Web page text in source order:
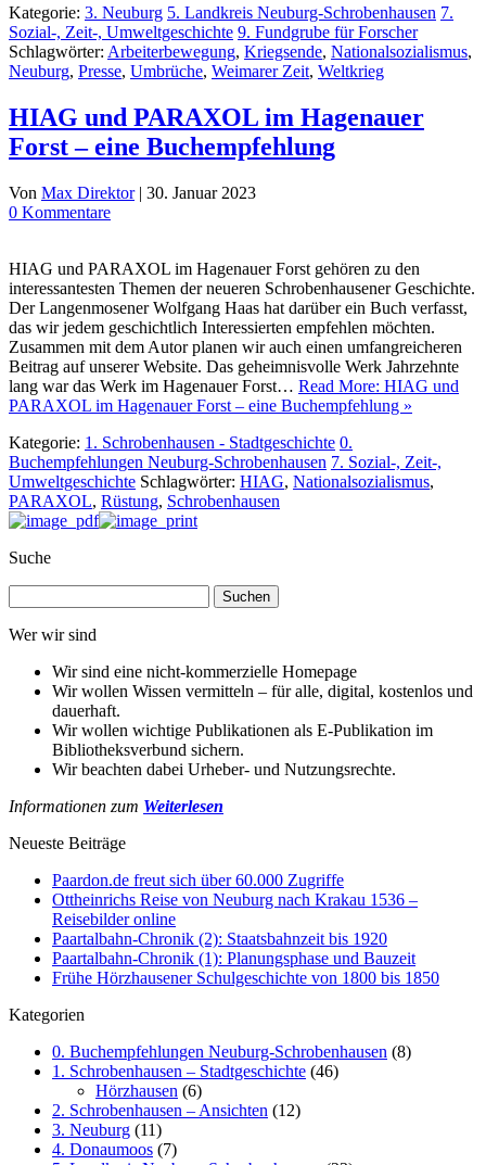
Kategorie: 3. Neuburg 5. Landkreis Neuburg-Schrobenhausen 7.
Sozial-, Zeit-, Umweltgeschichte 9. Fundgrube für Forscher
Schlagwörter: Arbeiterbewegung, Kriegsende, Nationalsozialismus,
Neuburg, Presse, Umbrüche, Weimarer Zeit, Weltkrieg
HIAG und PARAXOL im Hagenauer
Forst – eine Buchempfehlung
Von Max Direktor | 30. Januar 2023
0 Kommentare
HIAG und PARAXOL im Hagenauer Forst gehören zu den
interessantesten Themen der neueren Schrobenhausener Geschichte.
Der Langenmosener Wolfgang Haas hat darüber ein Buch verfasst,
das wir jedem geschichtlich Interessierten empfehlen möchten.
Zusammen mit dem Autor planen wir auch einen umfangreicheren
Beitrag auf unserer Website. Das geheimnisvolle Werk Jahrzehnte
lang war das Werk im Hagenauer Forst… Read More: HIAG und
PARAXOL im Hagenauer Forst – eine Buchempfehlung »
Kategorie: 1. Schrobenhausen - Stadtgeschichte 0.
Buchempfehlungen Neuburg-Schrobenhausen 7. Sozial-, Zeit-,
Umweltgeschichte Schlagwörter: HIAG, Nationalsozialismus,
PARAXOL, Rüstung, Schrobenhausen
Suche
nach:
Wer wir sind
Wir sind eine nicht-kommerzielle Homepage
Wir wollen Wissen vermitteln – für alle, digital, kostenlos und
dauerhaft.
Wir wollen wichtige Publikationen als E-Publikation im
Bibliotheksverbund sichern.
Wir beachten dabei Urheber- und Nutzungsrechte.
Informationen zum Weiterlesen
Neueste Beiträge
Paardon.de freut sich über 60.000 Zugriffe
Ottheinrichs Reise von Neuburg nach Krakau 1536 –
Reisebilder online
Paartalbahn-Chronik (2): Staatsbahnzeit bis 1920
Paartalbahn-Chronik (1): Planungsphase und Bauzeit
Frühe Hörzhausener Schulgeschichte von 1800 bis 1850
Kategorien
0. Buchempfehlungen Neuburg-Schrobenhausen (8)
1. Schrobenhausen – Stadtgeschichte (46)
Hörzhausen (6)
2. Schrobenhausen – Ansichten (12)
3. Neuburg (11)
4. Donaumoos (7)